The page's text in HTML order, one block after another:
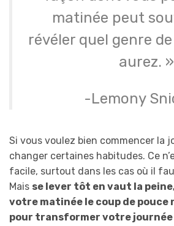
matinée peut
révéler quel genre
aurez. »
-Lemony
Si vous voulez bien commencer la
changer certaines habitudes. Ce
facile, surtout dans les cas où il
Mais se lever tôt en vaut la
votre matinée le coup de pouce
pour transformer votre journée